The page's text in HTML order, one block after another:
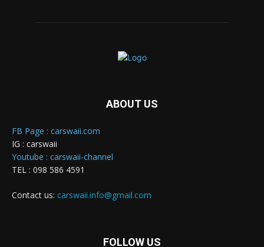
ABOUT US
FB Page : carswaii.com
IG : carswaii
Youtube : carswaii-channel
TEL : 098 586 4591
Contact us: carswaii.info@gmail.com
FOLLOW US